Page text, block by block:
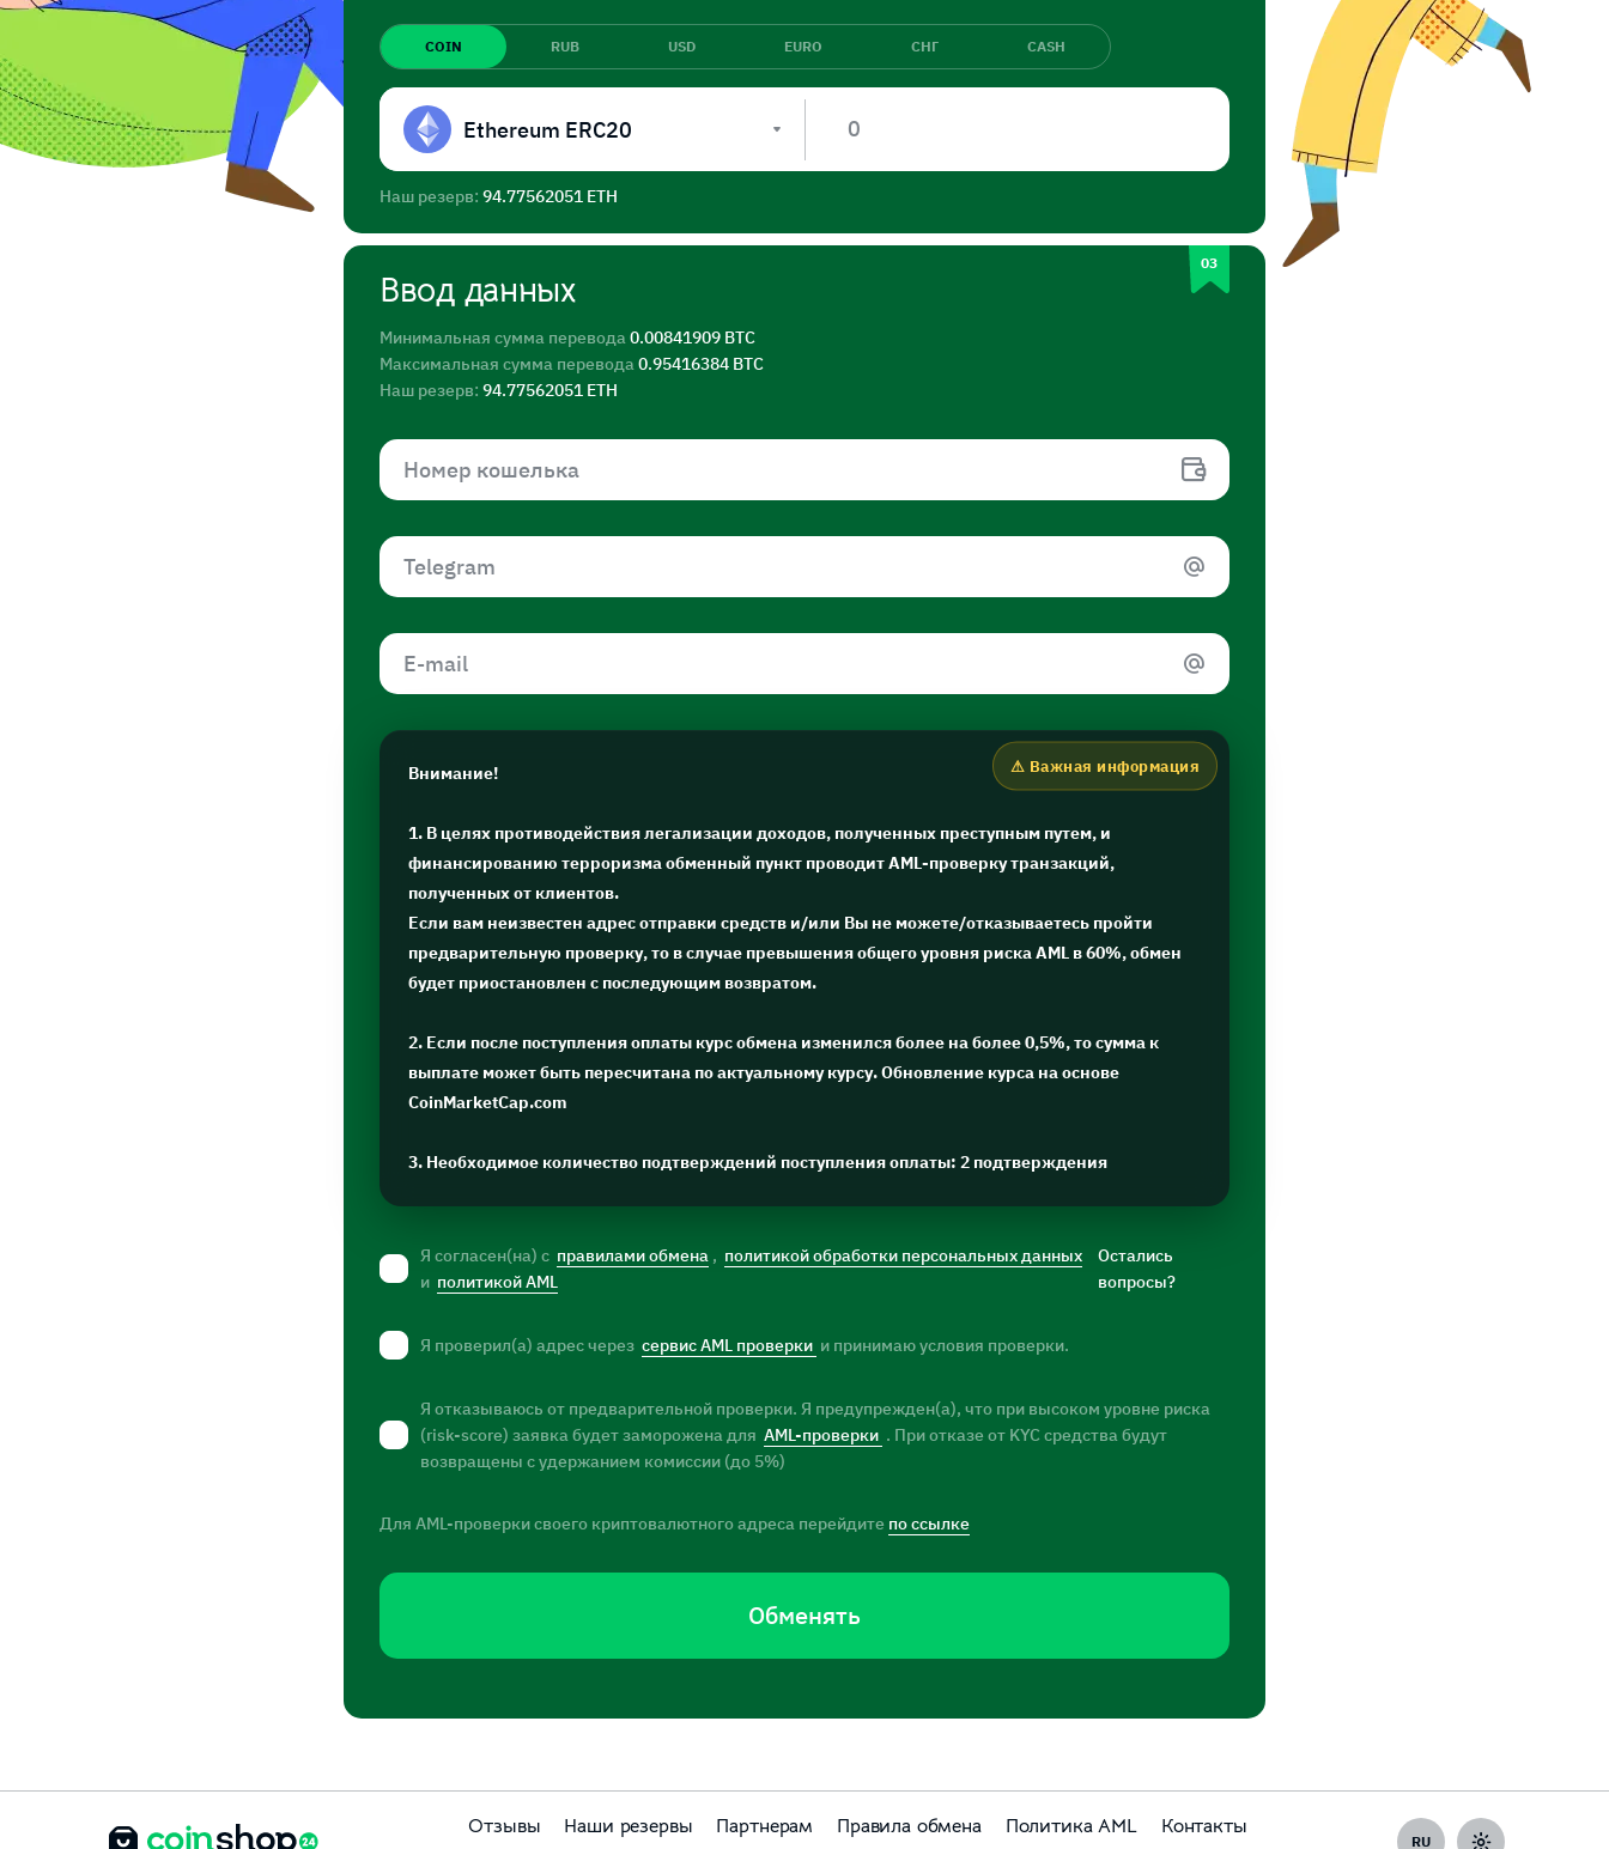
COIN RUB USD EURO СНГ CASH
Ethereum ERC20
Наш резерв: 94.77562051 ETH
Ввод данных
Минимальная сумма перевода0.00841909 BTC
Максимальная сумма перевода0.95416384 BTC
Наш резерв: 94.77562051 ETH
Внимание!
1. В целях противодействия легализации доходов, полученных преступным путем, и
финансированию терроризма обменный пункт проводит AML-проверку транзакций,
полученных от клиентов.
Если вам неизвестен адрес отправки средств и/или Вы не можете/отказываетесь пройти
предварительную проверку, то в случае превышения общего уровня риска AML в 60%, обмен
будет приостановлен с последующим возвратом.
2. Если после поступления оплаты курс обмена изменился более на более 0,5%, то сумма к
выплате может быть пересчитана по актуальному курсу. Обновление курса на основе
CoinMarketCap.com
3. Необходимое количество подтверждений поступления оплаты: 2 подтверждения
Я согласен(на) с правилами обмена , политикой обработки персональных данных
и политикой AML
Остались
вопросы?
Я проверил(а) адрес через сервис AML проверки и принимаю условия проверки.
Я отказываюсь от предварительной проверки. Я предупрежден(а), что при высоком уровне риска
(risk-score) заявка будет заморожена для AML-проверки . При отказе от KYC средства будут
возвращены с удержанием комиссии (до 5%)
Для AML-проверки своего криптовалютного адреса перейдите по ссылке
Обменять
Отзывы Наши резервы Партнерам Правила обмена Политика AML
Контакты
RU